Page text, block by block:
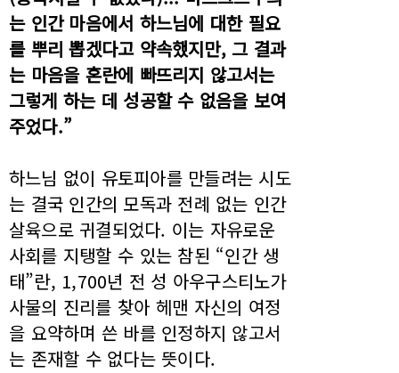
는 인간 마음에서 하느님에 대한 필요
를 뿌리 뽑겠다고 약속했지만, 그 결과
는 마음을 혼란에 빠뜨리지 않고서는
그렇게 하는 데 성공할 수 없음을 보여
주었다.”
하느님 없이 유토피아를 만들려는 시도
는 결국 인간의 모독과 전례 없는 인간
살육으로 귀결되었다. 이는 자유로운
사회를 지탱할 수 있는 참된 “인간 생
태”란, 1,700년 전 성 아우구스티노가
사물의 진리를 찾아 헤맨 자신의 여정
을 요약하며 쓴 바를 인정하지 않고서
는 존재할 수 없다는 뜻이다.